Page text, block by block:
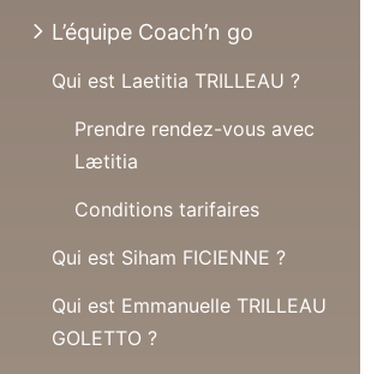
L’équipe Coach’n go
Qui est Laetitia TRILLEAU ?
Prendre rendez-vous avec
Lætitia
Conditions tarifaires
Qui est Siham FICIENNE ?
Qui est Emmanuelle TRILLEAU
GOLETTO ?